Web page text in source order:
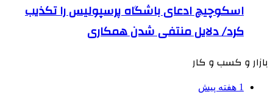
اسکوچیچ ادعای باشگاه پرسپولیس را تکذیب
کرد/ دلایل منتفی شدن همکاری
بازار و کسب و کار
1 هفته پیش